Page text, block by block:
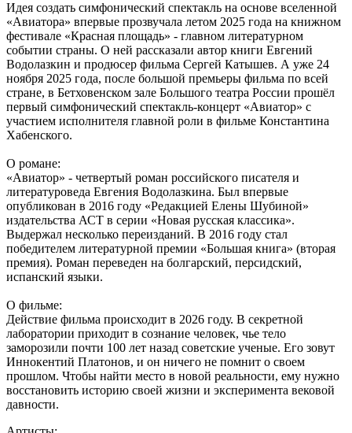
Идея создать симфонический спектакль на основе вселенной
«Авиатора» впервые прозвучала летом 2025 года на книжном
фестивале «Красная площадь» - главном литературном
событии страны. О ней рассказали автор книги Евгений
Водолазкин и продюсер фильма Сергей Катышев. А уже 24
ноября 2025 года, после большой премьеры фильма по всей
стране, в Бетховенском зале Большого театра России прошёл
первый симфонический спектакль-концерт «Авиатор» с
участием исполнителя главной роли в фильме Константина
Хабенского.
О романе:
«Авиатор» - четвертый роман российского писателя и
литературоведа Евгения Водолазкина. Был впервые
опубликован в 2016 году «Редакцией Елены Шубиной»
издательства АСТ в серии «Новая русская классика».
Выдержал несколько переизданий. В 2016 году стал
победителем литературной премии «Большая книга» (вторая
премия). Роман переведен на болгарский, персидский,
испанский языки.
О фильме:
Действие фильма происходит в 2026 году. В секретной
лаборатории приходит в сознание человек, чье тело
заморозили почти 100 лет назад советские ученые. Его зовут
Иннокентий Платонов, и он ничего не помнит о своем
прошлом. Чтобы найти место в новой реальности, ему нужно
восстановить историю своей жизни и эксперимента вековой
давности.